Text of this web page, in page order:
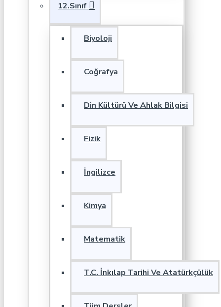
12.Sınıf
Biyoloji
Coğrafya
Din Kültürü Ve Ahlak Bilgisi
Fizik
İngilizce
Kimya
Matematik
T.C. İnkılap Tarihi Ve Atatürkçülük